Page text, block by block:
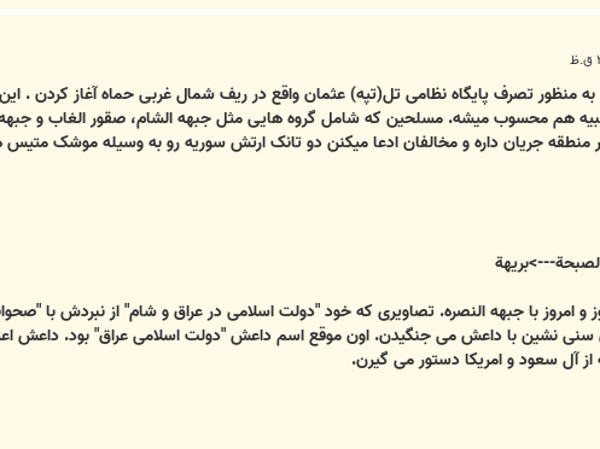
منظور تصرف پایگاه نظامی تل(تپه) عثمان واقع در ریف شمال غربی حماه آغاز کردن .
هم محسوب میشه. مسلحین که شامل گروه هایی مثل جبهه الشام، صقور الغاب و جبهه
جریان داره و مخالفان ادعا میکنن دو تانک ارتش سوریه رو به وسیله موشک
>بريهة
و امروز با جبهه النصره. تصاویری که خود "دولت اسلامی در عراق و شام" از نبردش با
سنی نشین با داعش می جنگیدن. اون موقع اسم داعش "دولت اسلامی عراق" بود. داعش
سعود و امریکا دستور می گیرن.